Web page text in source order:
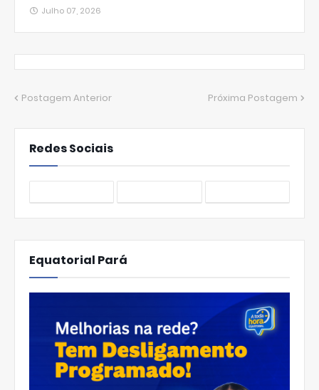
Julho 07, 2026
Postagem Anterior Próxima Postagem
Redes Sociais
Equatorial Pará